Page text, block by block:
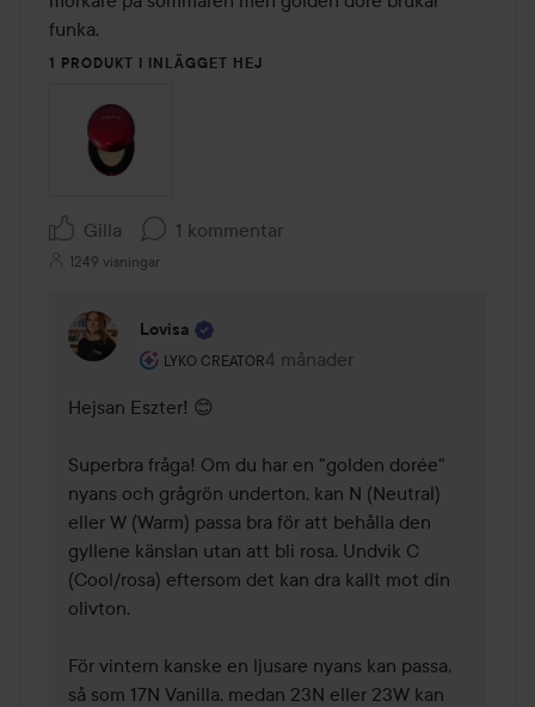
funka.
1 PRODUKT I INLÄGGET HEJ
Gilla 1 kommentar
1249 visningar
Lovisa
LYKO CREATOR
Användarens roll: Lyko Creator.
4 månader
Kommentaren lades 4 månader
Hejsan Eszter! 😊
Superbra fråga! Om du har en "golden dorée"
nyans och grågrön underton, kan N (Neutral)
eller W (Warm) passa bra för att behålla den
gyllene känslan utan att bli rosa. Undvik C
(Cool/rosa) eftersom det kan dra kallt mot din
olivton.
För vintern kanske en ljusare nyans kan passa,
så som 17N Vanilla, medan 23N eller 23W kan